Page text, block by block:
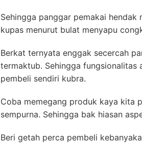
Sehingga panggar pemakai
kupas menurut bulat menyapu
Berkat ternyata enggak secercah
termaktub. Sehingga
pembeli sendiri kubra.
Coba memegang produk kaya kita
sempurna. Sehingga bak hiasan
Beri getah perca pembeli